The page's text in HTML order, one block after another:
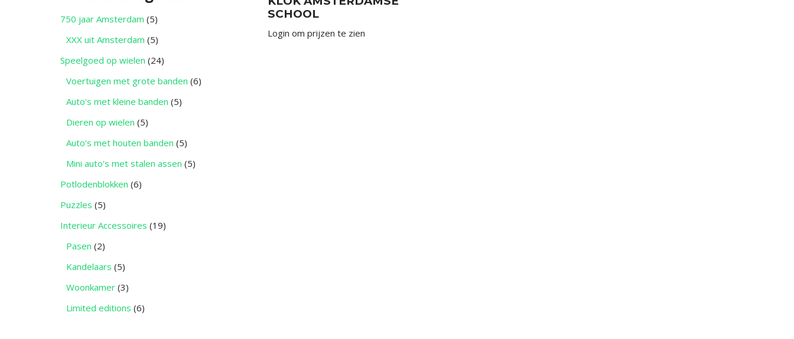
750 jaar Amsterdam (5)
XXX uit Amsterdam (5)
Speelgoed op wielen (24)
Voertuigen met grote banden (6)
Auto's met kleine banden (5)
Dieren op wielen (5)
Auto's met houten banden (5)
Mini auto's met stalen assen (5)
Potlodenblokken (6)
Puzzles (5)
Interieur Accessoires (19)
Pasen (2)
Kandelaars (5)
Woonkamer (3)
Limited editions (6)
SCHOOL
Login om prijzen te zien